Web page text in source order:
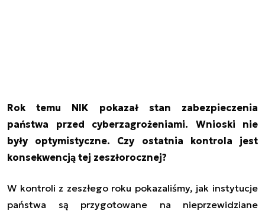
Rok temu NIK pokazał stan zabezpieczenia
państwa przed cyberzagrożeniami. Wnioski nie
były optymistyczne. Czy ostatnia kontrola jest
konsekwencją tej zeszłorocznej?
W kontroli z zeszłego roku pokazaliśmy, jak instytucje
państwa są przygotowane na nieprzewidziane